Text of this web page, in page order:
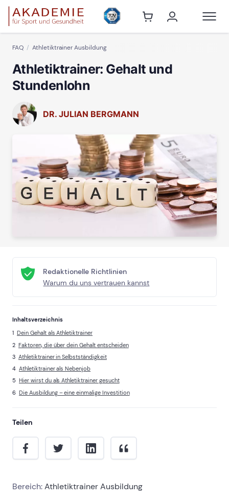
FAQ Athletiktrainer Ausbildung
Athletiktrainer: Gehalt und
Stundenlohn
DR. JULIAN BERGMANN
Redaktionelle Richtlinien
Warum du uns vertrauen kannst
Inhaltsverzeichnis
Dein Gehalt als Athletiktrainer
Faktoren, die über dein Gehalt entscheiden
Athletiktrainer in Selbstständigkeit
Athletiktrainer als Nebenjob
Hier wirst du als Athletiktrainer gesucht
Die Ausbildung – eine einmalige Investition
Teilen
Bereich:Athletiktrainer Ausbildung